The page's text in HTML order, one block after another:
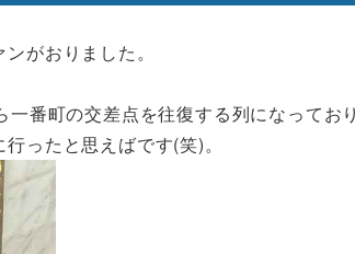
がおりました。
番町の交差点を往復する列になってお
ったと思えばです(笑)。